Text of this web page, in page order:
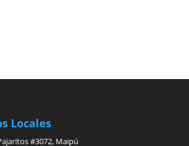
Locales
#3072, Maipú